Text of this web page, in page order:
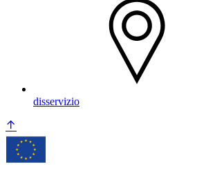
disservizio